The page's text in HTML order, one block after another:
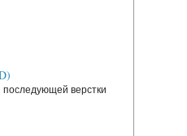
верстки